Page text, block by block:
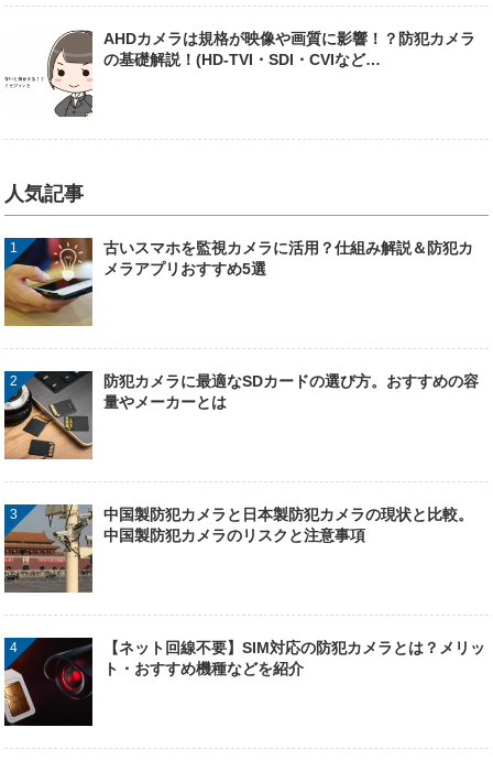
AHDカメラは規格が映像や画質に影響！？防犯カメラ
の基礎解説！(HD-TVI・SDI・CVIなど…
人気記事
古いスマホを監視カメラに活用？仕組み解説＆防犯カ
メラアプリおすすめ5選
防犯カメラに最適なSDカードの選び方。おすすめの容
量やメーカーとは
中国製防犯カメラと日本製防犯カメラの現状と比較。
中国製防犯カメラのリスクと注意事項
【ネット回線不要】SIM対応の防犯カメラとは？メリッ
ト・おすすめ機種などを紹介